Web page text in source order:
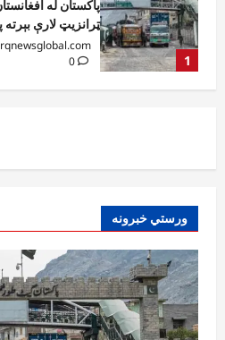
2
کیېف ته څېرمه د
درې کسان وژل
0
4
ننګرهار کې د تېلو
0
افغانستان
ورستي خبرونه